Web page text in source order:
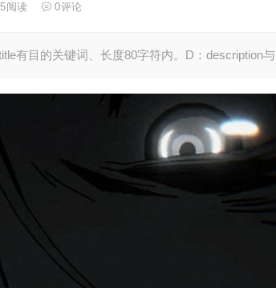
阅读 0评论
有目的关键词、长度80字符内。D：description